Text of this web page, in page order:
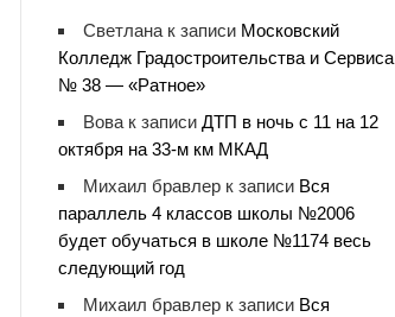
Светлана к записи Московский
Колледж Градостроительства и Сервиса
№ 38 — «Ратное»
Вова к записиДТП в ночь с 11 на 12
октября на 33-м км МКАД
Михаил бравлер к записи Вся
параллель 4 классов школы №2006
будет обучаться в школе №1174 весь
следующий год
Михаил бравлер к записи Вся